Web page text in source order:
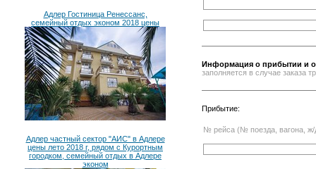
Адлер Гостиница Ренессанс,
семейный отдых эконом 2018 цены
Адлер частный сектор "АИС" в Адлере
цены лето 2018 г, рядом с Курортным
городком, семейный отдых в Адлере
эконом
Информация о прибытии и
заполняется в случае заказа
Прибытие:
№ рейса (№ поезда, вагона, ж/